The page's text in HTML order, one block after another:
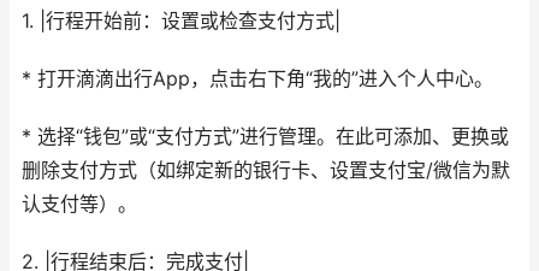
1. |行程开始前：设置或检查支付方式|
* 打开滴滴出行App，点击右下角“我的”进入个人中心。
* 选择“钱包”或“支付方式”进行管理。在此可添加、更换或
删除支付方式（如绑定新的银行卡、设置支付宝/微信为默
认支付等）。
2. |行程结束后：完成支付|